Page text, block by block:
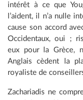
intérêt à ce que
l’aident, il n’a nulle
cause son accord
Occidentaux, oui ;
eux pour la Grèce,
Anglais cèdent la
royaliste de
Zachariadis ne